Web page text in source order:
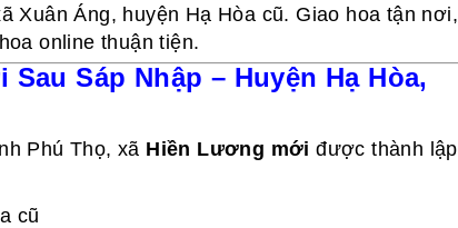
Áng, huyện Hạ Hòa cũ. Giao hoa tận nơi,
online thuận tiện.
Sáp Nhập – Huyện Hạ Hòa,
Phú Thọ, xã Hiền Lương mới được thành lập
cũ